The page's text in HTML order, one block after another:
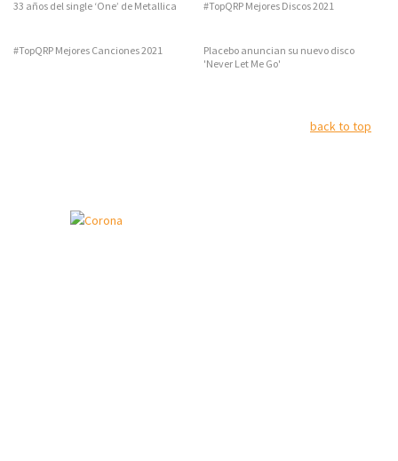
33 años del single ‘One’ de Metallica #TopQRP Mejores Discos 2021
#TopQRP Mejores Canciones 2021
Placebo anuncian su nuevo disco
'Never Let Me Go'
back to top